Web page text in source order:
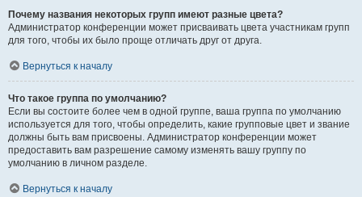
Почему названия некоторых групп имеют разные цвета?
Администратор конференции может присваивать цвета участникам групп
для того, чтобы их было проще отличать друг от друга.
Вернуться к началу
Что такое группа по умолчанию?
Если вы состоите более чем в одной группе, ваша группа по умолчанию
используется для того, чтобы определить, какие групповые цвет и звание
должны быть вам присвоены. Администратор конференции может
предоставить вам разрешение самому изменять вашу группу по
умолчанию в личном разделе.
Вернуться к началу